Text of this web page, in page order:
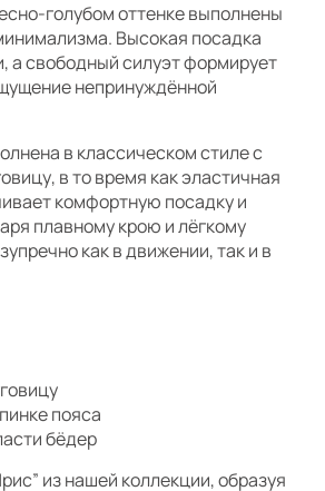
голубом оттенке выполнены
Высокая посадка
а свободный силуэт формирует
непринуждённой
в классическом стиле с
в то время как эластичная
комфортную посадку и
плавному крою и лёгкому
как в движении, так и в
пояса
бёдер
из нашей коллекции, образуя